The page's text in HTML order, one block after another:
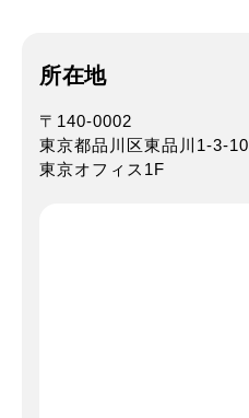
所在地
〒140-0002
東京都品川区東品川1-3-10
東京オフィス1F